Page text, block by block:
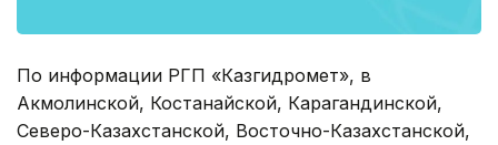
По информации РГП «Казгидромет», в
Акмолинской, Костанайской, Карагандинской,
Северо-Казахстанской, Восточно-Казахстанской,